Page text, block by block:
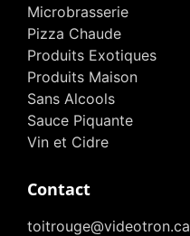
Microbrasserie
Pizza Chaude
Produits Exotiques
Produits Maison
Sans Alcools
Sauce Piquante
Vin et Cidre
Contact
toitrouge@videotron.ca